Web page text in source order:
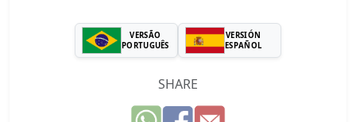
VERSÃO
PORTUGUÊS
VERSIÓN
ESPAÑOL
SHARE